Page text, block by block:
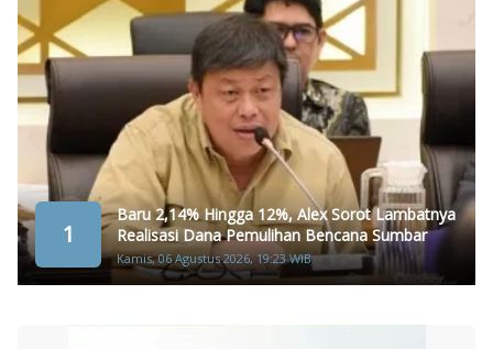
1
Baru 2,14% Hingga 12%, Alex Sorot Lambatnya
Realisasi Dana Pemulihan Bencana Sumbar
Kamis, 06 Agustus 2026, 19:23 WIB